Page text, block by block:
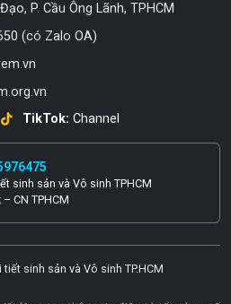
P. Cầu Ông Lãnh, TPHCM
(có Zalo OA)
TikTok: Channel
sinh sản và Vô sinh TPHCM
CN TPHCM
sinh sản và Vô sinh TP.HCM